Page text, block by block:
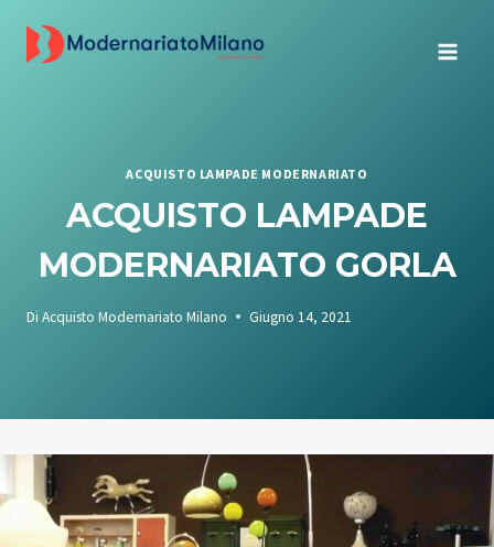
ACQUISTO LAMPADE MODERNARIATO
ACQUISTO LAMPADE
MODERNARIATO GORLA
Di Acquisto Modernariato Milano Giugno 14, 2021